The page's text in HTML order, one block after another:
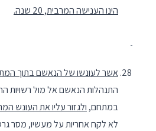
הינו הענישה המרבית, 20 שנה.
אשר לעונשו של הנאשם בתוך
התנהלות הנאשם אל מול רשויות
במתחם, ולגזור עליו את העונש
לא לקח אחריות על מעשיו, מסר